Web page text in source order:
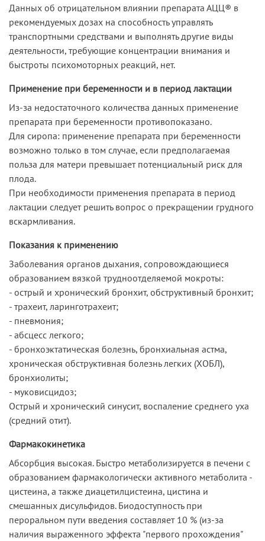
Данных об отрицательном влиянии препарата АЦЦ® в
рекомендуемых дозах на способность управлять
транспортными средствами и выполнять другие виды
деятельности, требующие концентрации внимания и
быстроты психомоторных реакций, нет.
Применение при беременности и в период лактации
Из-за недостаточного количества данных применение
препарата при беременности противопоказано.
Для сиропа: применение препарата при беременности
возможно только в том случае, если предполагаемая
польза для матери превышает потенциальный риск для
плода.
При необходимости применения препарата в период
лактации следует решить вопрос о прекращении грудного
вскармливания.
Показания к применению
Заболевания органов дыхания, сопровождающиеся
образованием вязкой трудноотделяемой мокроты:
- острый и хронический бронхит, обструктивный бронхит;
- трахеит, ларинготрахеит;
- пневмония;
- абсцесс легкого;
- бронхоэктатическая болезнь, бронхиальная астма,
хроническая обструктивная болезнь легких (ХОБЛ),
бронхиолиты;
- муковисцидоз;
Острый и хронический синусит, воспаление среднего уха
(средний отит).
Фармакокинетика
Абсорбция высокая. Быстро метаболизируется в печени с
образованием фармакологически активного метаболита -
цистеина, а также диацетилцистеина, цистина и
смешанных дисульфидов. Биодоступность при
пероральном пути введения составляет 10 % (из-за
наличия выраженного эффекта "первого прохождения"